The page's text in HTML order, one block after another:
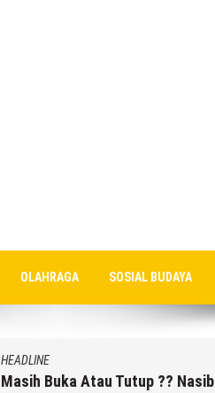
OLAHRAGA SOSIAL BUDAYA
HEADLINE
Masih Buka Atau Tutup ?? Nasib